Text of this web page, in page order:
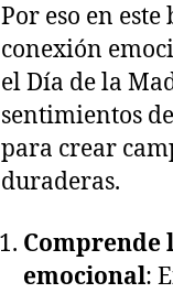
Por eso en
conexión
el Día de la
sentimientos
para crear
duraderas.
Comprende
emocional: